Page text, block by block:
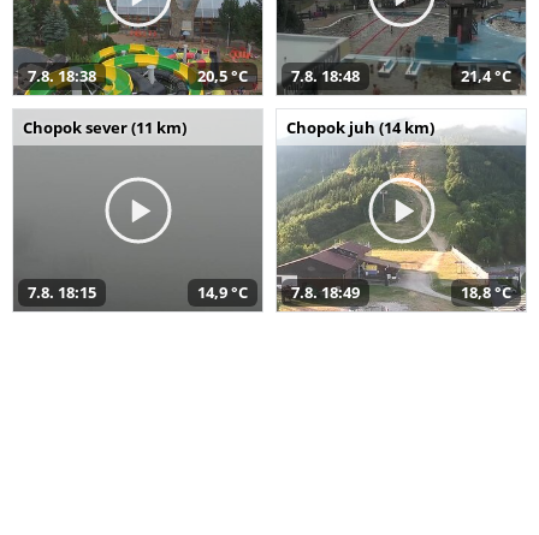
7.8. 18:38 20,5 °C 7.8. 18:48 21,4 °C
Chopok sever (11 km)
7.8. 18:15 14,9 °C
Chopok juh (14 km)
7.8. 18:49 18,8 °C